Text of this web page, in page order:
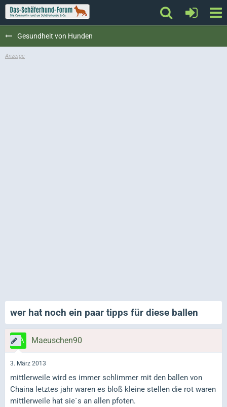
Gesundheit von Hunden
wer hat noch ein paar tipps für diese ballen
Maeuschen90
3. März 2013
mittlerweile wird es immer schlimmer mit den ballen von
Chaina letztes jahr waren es bloß kleine stellen die rot waren
mittlerweile hat sie´s an allen pfoten.